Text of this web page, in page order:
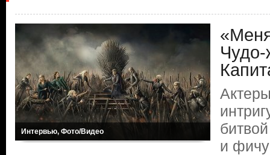
Интервью, Фото/Видео
и